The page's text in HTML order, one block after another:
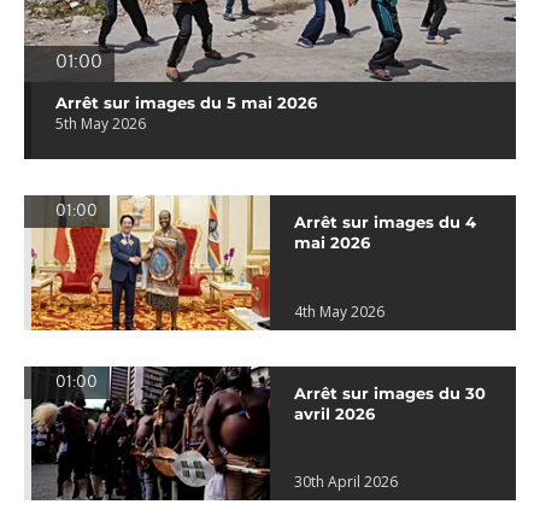
01:00
Arrêt sur images du 5 mai 2026
5th May 2026
01:00
Arrêt sur images du 4
mai 2026
4th May 2026
01:00
Arrêt sur images du 30
avril 2026
30th April 2026